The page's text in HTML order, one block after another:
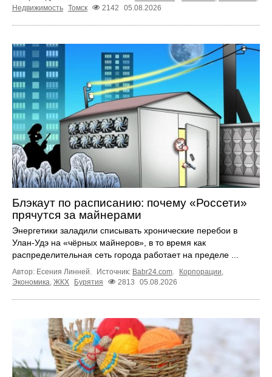
Недвижимость Томск 2142 05.08.2026
Блэкаут по расписанию: почему «Россети»
прячутся за майнерами
Энергетики заладили списывать хронические перебои в
Улан-Удэ на «чёрных майнеров», в то время как
распределительная сеть города работает на пределе ...
Автор: Есения Линней. Источник: Babr24.com. Корпорации,
Экономика, ЖКХ Бурятия 2813 05.08.2026